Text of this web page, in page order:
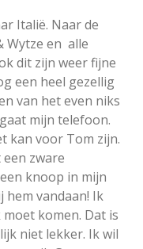
Italië. Naar de
Wytze en alle
dit zijn weer fijne
een heel gezellig
van het even niks
mijn telefoon.
kan voor Tom zijn.
zware
knoop in mijn
hem vandaan! Ik
komen. Dat is
niet lekker. Ik wil